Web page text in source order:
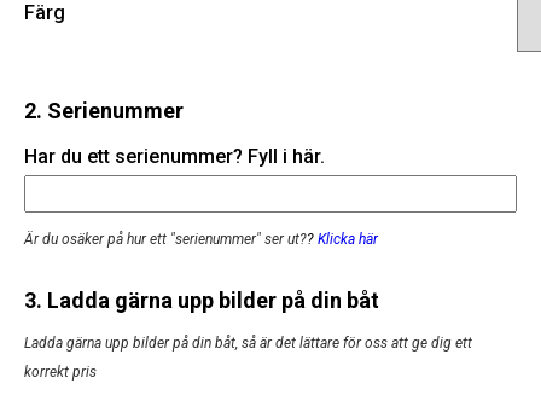
Färg
2. Serienummer
Har du ett serienummer? Fyll i här.
Är du osäker på hur ett "serienummer" ser ut?? Klicka här
3. Ladda gärna upp bilder på din båt
Ladda gärna upp bilder på din båt, så är det lättare för oss att ge dig ett
korrekt pris